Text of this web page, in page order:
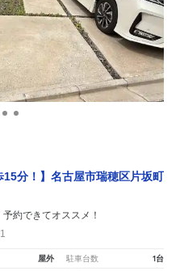
15分！】名古屋市瑞穂区片坂町
予約できてオススメ！
屋外 駐車台数 1台